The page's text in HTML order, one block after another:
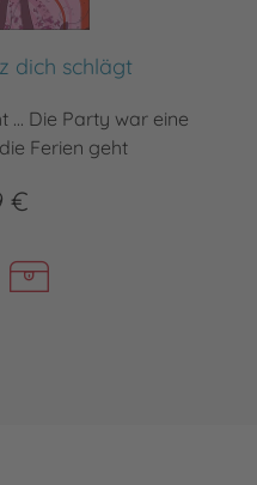
dich schlägt
... Die Party war eine
Ferien geht
€